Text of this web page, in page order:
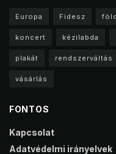
Europa Fidesz
koncert kézilabda
plakát rendszerváltás
vásárlás
FONTOS
Kapcsolat
Adatvédelmi irányelvek